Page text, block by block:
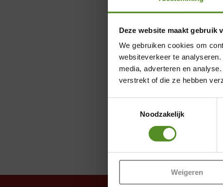
Deze website maakt gebruik
We gebruiken cookies om
websiteverkeer te
media, adverteren en
verstrekt of die ze hebben
Noodzakelijk
Weigeren